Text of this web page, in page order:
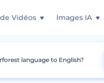
Vidéos Images IA
Instagram Pack pour
language to English?